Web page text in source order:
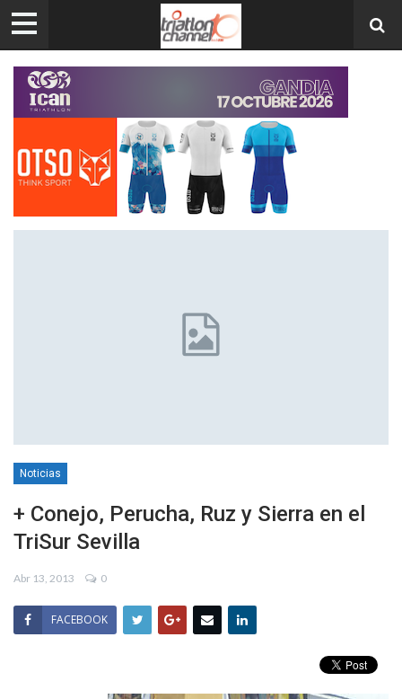
Noticias
+ Conejo, Perucha, Ruz y Sierra en el
TriSur Sevilla
Abr 13, 2013 0
FACEBOOK